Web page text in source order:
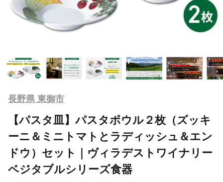
長野県 東御市
【パスタ皿】パスタボウル２枚（ズッキ
ーニ＆ミニトマトとラディッシュ＆エン
ドウ）セット｜ヴィラデストワイナリー
ベジタブルシリーズ食器